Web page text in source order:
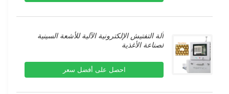
آلة التفتيش الإلكترونية الآلية للأشعة السينية
لصناعة الأغذية
احصل على أفضل سعر